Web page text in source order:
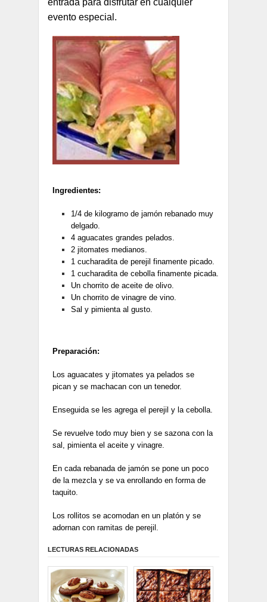
entrada para disfrutar en cualquier
evento especial.
Ingredientes:
1/4 de kilogramo de jamón rebanado muy
delgado.
4 aguacates grandes pelados.
2 jitomates medianos.
1 cucharadita de perejil finamente picado.
1 cucharadita de cebolla finamente picada.
Un chorrito de aceite de olivo.
Un chorrito de vinagre de vino.
Sal y pimienta al gusto.
Preparación:
Los aguacates y jitomates ya pelados se
pican y se machacan con un tenedor.
Enseguida se les agrega el perejil y la cebolla.
Se revuelve todo muy bien y se sazona con la
sal, pimienta el aceite y vinagre.
En cada rebanada de jamón se pone un poco
de la mezcla y se va enrollando en forma de
taquito.
Los rollitos se acomodan en un platón y se
adornan con ramitas de perejil.
LECTURAS RELACIONADAS